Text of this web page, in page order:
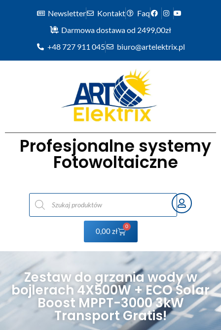
Newsletter Kontakt
Faq
Darmowa dostawa od 2499,00zł
+48 727 911 045
biuro@artelektrix.pl
Profesjonalne systemy
Fotowoltaiczne
0,00zł
0
Zestaw do grzania wody w
bojlerach 4X500W + ECO Solar
Boost MPPT-3000 3kW
Transport Gratis!